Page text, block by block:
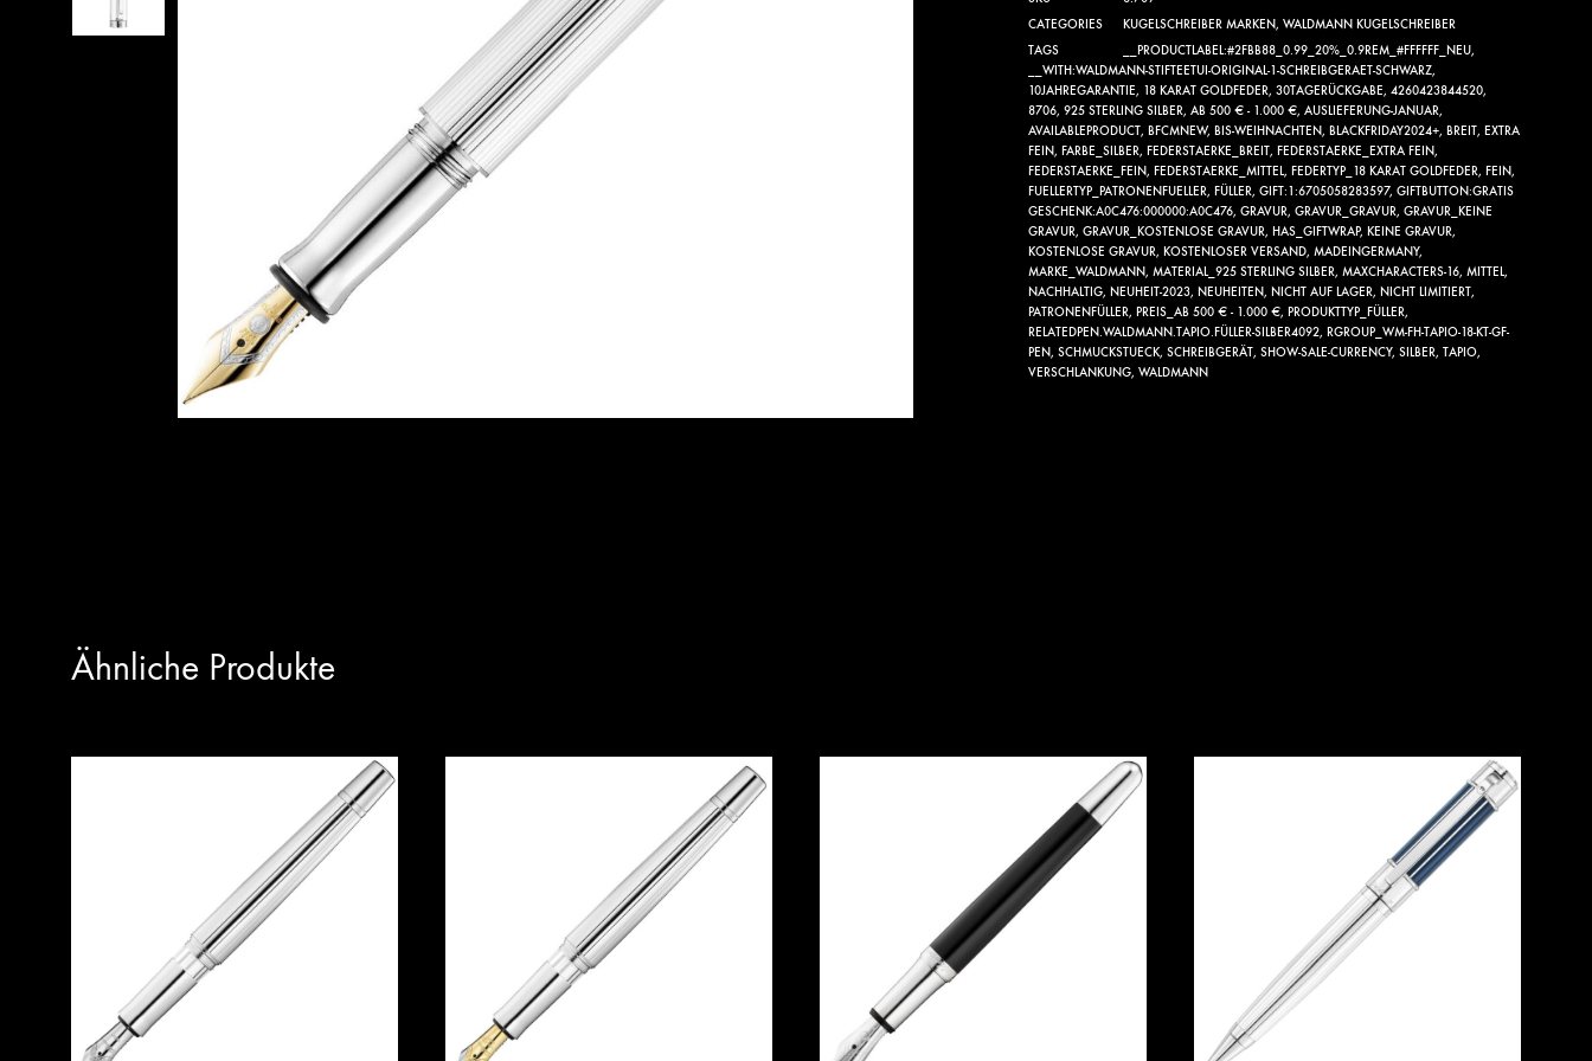
CATEGORIES
KUGELSCHREIBER MARKEN, WALDMANN KUGELSCHREIBER
TAGS
__PRODUCTLABEL:#2FBB88_0.99_20%_0.9REM_#FFFFFF_NEU,
__WITH:WALDMANN-STIFTEETUI-ORIGINAL-1-SCHREIBGERAET-SCHWARZ,
10JAHREGARANTIE, 18 KARAT GOLDFEDER, 30TAGERÜCKGABE, 4260423844520,
8706, 925 STERLING SILBER, AB 500 € - 1.000 €, AUSLIEFERUNG-JANUAR,
AVAILABLEPRODUCT, BFCMNEW, BIS-WEIHNACHTEN, BLACKFRIDAY2024+, BREIT, EXTRA
FEIN, FARBE_SILBER, FEDERSTAERKE_BREIT, FEDERSTAERKE_EXTRA FEIN,
FEDERSTAERKE_FEIN, FEDERSTAERKE_MITTEL, FEDERTYP_18 KARAT GOLDFEDER, FEIN,
FUELLERTYP_PATRONENFUELLER, FÜLLER, GIFT:1:6705058283597, GIFTBUTTON:GRATIS
GESCHENK:A0C476:000000:A0C476, GRAVUR, GRAVUR_GRAVUR, GRAVUR_KEINE
GRAVUR, GRAVUR_KOSTENLOSE GRAVUR, HAS_GIFTWRAP, KEINE GRAVUR,
KOSTENLOSE GRAVUR, KOSTENLOSER VERSAND, MADEINGERMANY,
MARKE_WALDMANN, MATERIAL_925 STERLING SILBER, MAXCHARACTERS-16, MITTEL,
NACHHALTIG, NEUHEIT-2023, NEUHEITEN, NICHT AUF LAGER, NICHT LIMITIERT,
PATRONENFÜLLER, PREIS_AB 500 € - 1.000 €, PRODUKTTYP_FÜLLER,
RELATEDPEN.WALDMANN.TAPIO.FÜLLER-SILBER4092, RGROUP_WM-FH-TAPIO-18-KT-GF-
PEN, SCHMUCKSTUECK, SCHREIBGERÄT, SHOW-SALE-CURRENCY, SILBER, TAPIO,
VERSCHLANKUNG, WALDMANN
Ähnliche Produkte